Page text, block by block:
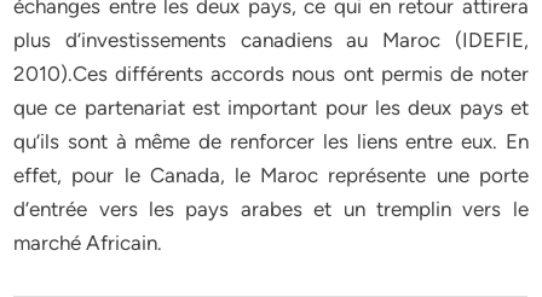
échanges entre les deux pays, ce qui en retour attirera
plus d’investissements canadiens au Maroc (IDEFIE,
2010).Ces différents accords nous ont permis de noter
que ce partenariat est important pour les deux pays et
qu’ils sont à même de renforcer les liens entre eux. En
effet, pour le Canada, le Maroc représente une porte
d’entrée vers les pays arabes et un tremplin vers le
marché Africain.